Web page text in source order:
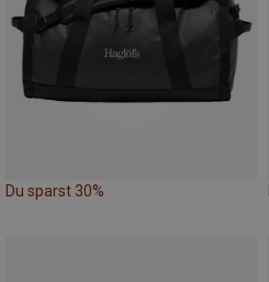
Du sparst 30%